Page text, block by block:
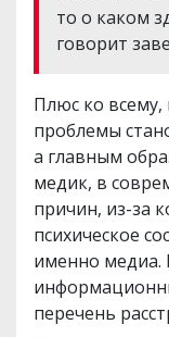
то о каком
говорит
Плюс ко
проблемы
а главным
медик, в
причин, из-за
психическое
именно медиа.
перечень